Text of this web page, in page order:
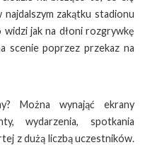
zakątku stadionu
jak na dłoni rozgrywkę
scenie poprzez przekaz na
Można wynająć ekrany
wydarzenia, spotkania
z dużą liczbą uczestników.